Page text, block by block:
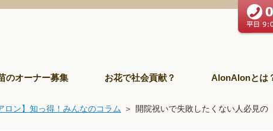
のオーナー募集 お花で社会貢献？ AlonAlonとは
ロン】知っ得！みんなのコラム 開院祝いで失敗したくない人必見